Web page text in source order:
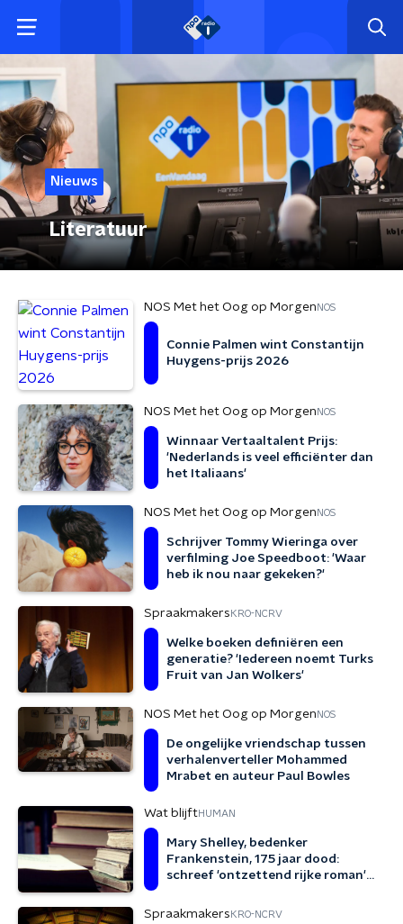
Nieuws
Literatuur
NOS Met het Oog op Morgen NOS
Connie Palmen wint Constantijn
Huygens-prijs 2026
NOS Met het Oog op Morgen NOS
Winnaar Vertaaltalent Prijs:
'Nederlands is veel efficiënter dan
het Italiaans'
NOS Met het Oog op Morgen NOS
Schrijver Tommy Wieringa over
verfilming Joe Speedboot: 'Waar
heb ik nou naar gekeken?'
Spraakmakers KRO-NCRV
Welke boeken definiëren een
generatie? 'Iedereen noemt Turks
Fruit van Jan Wolkers'
NOS Met het Oog op Morgen NOS
De ongelijke vriendschap tussen
verhalenverteller Mohammed
Mrabet en auteur Paul Bowles
Wat blijftHUMAN
Mary Shelley, bedenker
Frankenstein, 175 jaar dood:
schreef 'ontzettend rijke roman'
Spraakmakers KRO-NCRV